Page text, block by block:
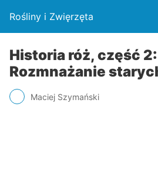
Rośliny i Zwięrzęta
Historia róż, część 2:
Rozmnażanie
Maciej Szymański